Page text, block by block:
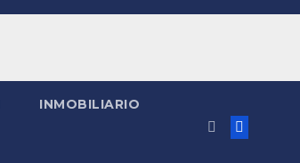
INMOBILIARIO